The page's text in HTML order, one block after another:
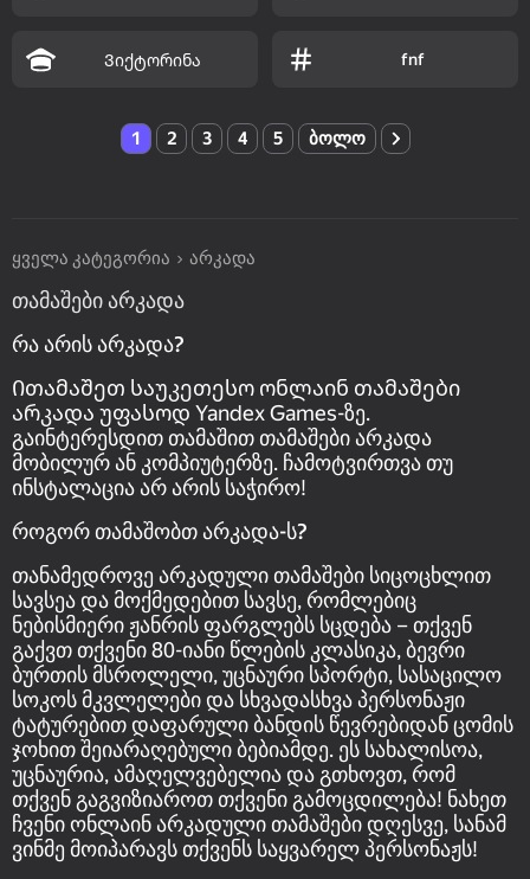
Ვიქტორინა fnf
1 2 3 4 5 ბოლო
ყველა კატეგორია არკადა
თამაშები არკადა
რა არის არკადა?
Ითამაშეთ საუკეთესო ონლაინ თამაშები
არკადა უფასოდ Yandex Games-ზე.
გაინტერესდით თამაშით თამაშები არკადა
მობილურ ან კომპიუტერზე. ჩამოტვირთვა თუ
ინსტალაცია არ არის საჭირო!
როგორ თამაშობთ არკადა-ს?
თანამედროვე არკადული თამაშები სიცოცხლით
სავსეა და მოქმედებით სავსე, რომლებიც
ნებისმიერი ჟანრის ფარგლებს სცდება – თქვენ
გაქვთ თქვენი 80-იანი წლების კლასიკა, ბევრი
ბურთის მსროლელი, უცნაური სპორტი, სასაცილო
სოკოს მკვლელები და სხვადასხვა პერსონაჟი
ტატურებით დაფარული ბანდის წევრებიდან ცომის
ჯოხით შეიარაღებული ბებიამდე. ეს სახალისოა,
უცნაურია, ამაღელვებელია და გთხოვთ, რომ
თქვენ გაგვიზიაროთ თქვენი გამოცდილება! ნახეთ
ჩვენი ონლაინ არკადული თამაშები დღესვე, სანამ
ვინმე მოიპარავს თქვენს საყვარელ პერსონაჟს!